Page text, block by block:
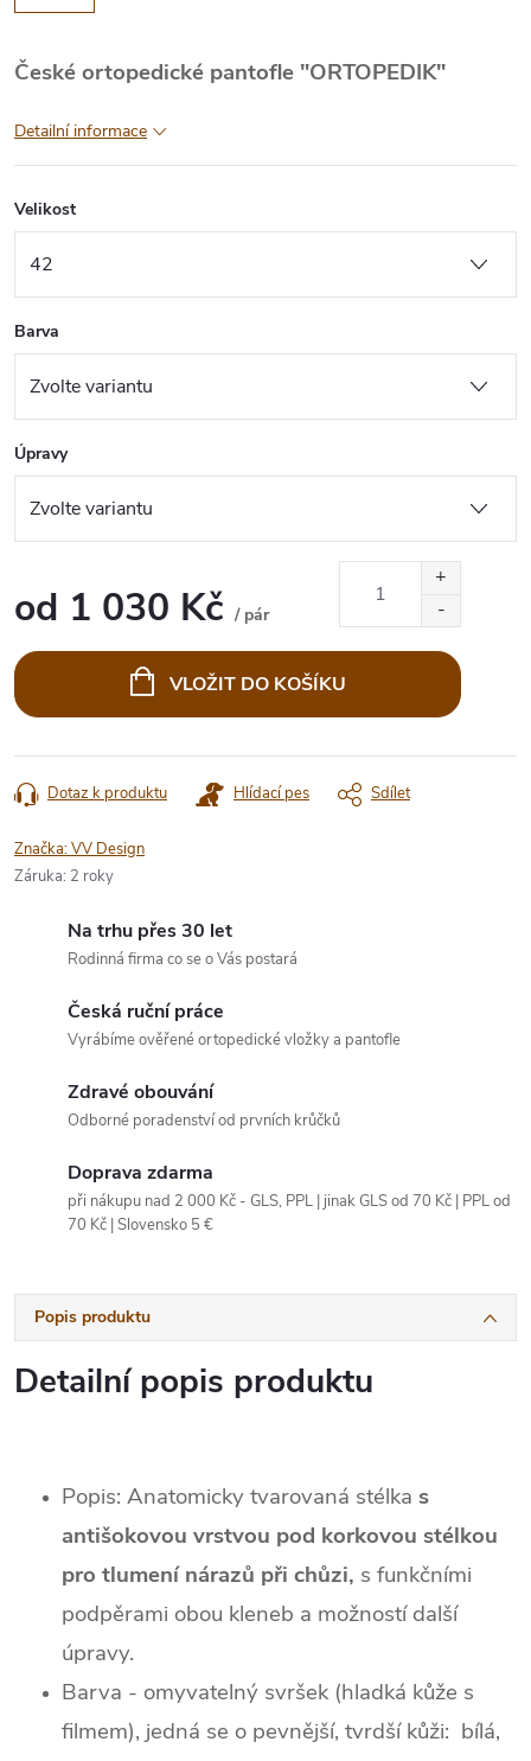
České ortopedické pantofle "ORTOPEDIK"
Detailní informace
Velikost
Barva
Úpravy
od 1 030 Kč / pár
cena:
VLOŽIT DO KOŠÍKU
Dotaz k produktu Hlídací pes Sdílet
Značka:VV Design
Záruka: 2 roky
Na trhu přes 30 let
Rodinná firma co se o Vás postará
Česká ruční práce
Vyrábíme ověřené ortopedické vložky a pantofle
Zdravé obouvání
Odborné poradenství od prvních krůčků
Doprava zdarma
při nákupu nad 2 000 Kč - GLS, PPL | jinak GLS od 70 Kč | PPL od
70 Kč | Slovensko 5 €
Popis produktu
Detailní popis produktu
Popis: Anatomicky tvarovaná stélka s
antišokovou vrstvou pod korkovou stélkou
pro tlumení nárazů při chůzi, s funkčními
podpěrami obou kleneb a možností další
úpravy.
Barva - omyvatelný svršek (hladká kůže s
filmem), jedná se o pevnější, tvrdší kůži: bílá,